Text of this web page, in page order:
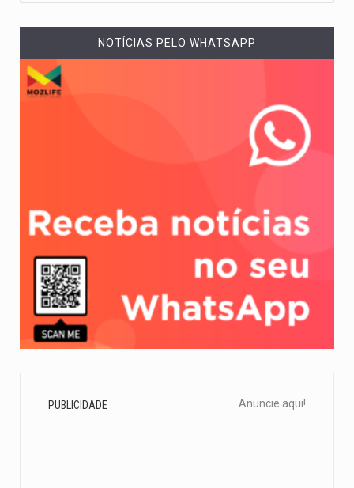
NOTÍCIAS PELO WHATSAPP
PUBLICIDADE Anuncie aqui!